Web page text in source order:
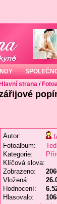
Hlavní strana/
Autor:
Fotoalbum:
Kategorie:
Klíčová slova:
Zobrazeno:
Vložená:
Hodnocení:
Hlasovalo: